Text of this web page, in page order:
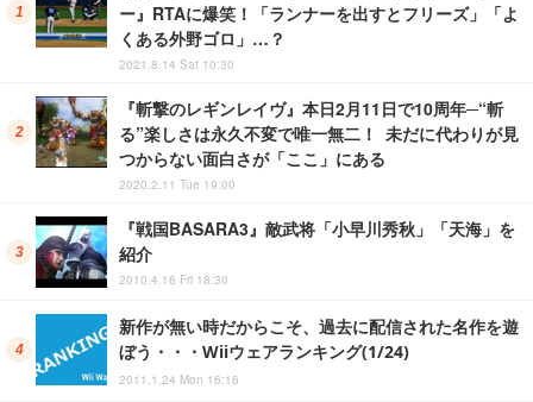
ー』RTAに爆笑！「ランナーを出すとフリーズ」「よ
くある外野ゴロ」…？
2021.8.14 Sat 10:30
『斬撃のレギンレイヴ』本日2月11日で10周年─“斬
る”楽しさは永久不変で唯一無二！ 未だに代わりが見
つからない面白さが「ここ」にある
2020.2.11 Tue 19:00
『戦国BASARA3』敵武将「小早川秀秋」「天海」を
紹介
2010.4.16 Fri 18:30
新作が無い時だからこそ、過去に配信された名作を遊
ぼう・・・Wiiウェアランキング(1/24)
2011.1.24 Mon 16:16